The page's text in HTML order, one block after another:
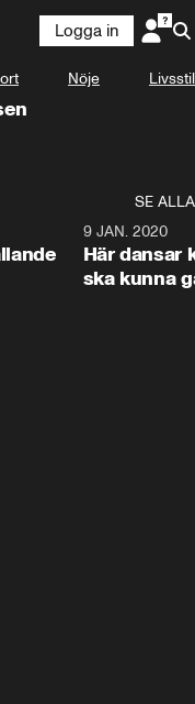
Logga in
Nöje Livsstil
SE ALLA
9 JAN. 2020
Här dansar
ska kunna